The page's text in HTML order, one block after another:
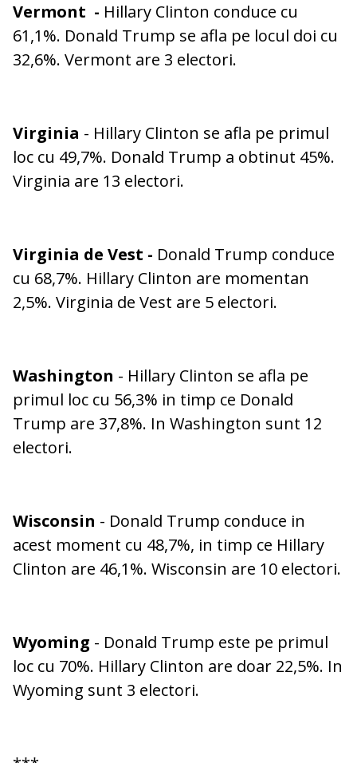
Vermont - Hillary Clinton conduce cu
61,1%. Donald Trump se afla pe locul doi cu
32,6%. Vermont are 3 electori.
Virginia - Hillary Clinton se afla pe primul
loc cu 49,7%. Donald Trump a obtinut 45%.
Virginia are 13 electori.
Virginia de Vest - Donald Trump conduce
cu 68,7%. Hillary Clinton are momentan
2,5%. Virginia de Vest are 5 electori.
Washington - Hillary Clinton se afla pe
primul loc cu 56,3% in timp ce Donald
Trump are 37,8%. In Washington sunt 12
electori.
Wisconsin - Donald Trump conduce in
acest moment cu 48,7%, in timp ce Hillary
Clinton are 46,1%. Wisconsin are 10 electori.
Wyoming - Donald Trump este pe primul
loc cu 70%. Hillary Clinton are doar 22,5%. In
Wyoming sunt 3 electori.